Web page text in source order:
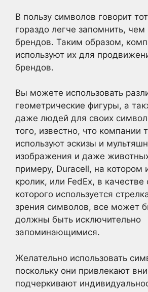
В пользу символов говорит
гораздо легче запомнить, чем
брендов. Таким образом,
используют их для
брендов.
Вы можете использовать
геометрические фигуры, а
даже людей для своих
того, известно, что компании
используют эскизы и
изображения и даже
примеру, Duracell, на котором
кролик, или FedEx, в качестве
которого используется
зрения символов, все может
должны быть исключительно
запоминающимися.
Желательно использовать
поскольку они привлекают
подчеркивают